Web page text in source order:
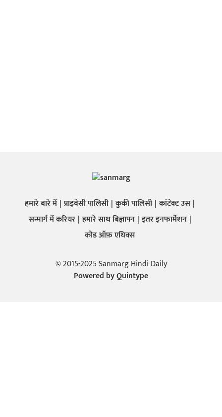
हमारे बारे में प्राइवेसी पालिसी कुकी पालिसी कांटेक्ट उस
सन्मार्ग में करियर हमारे साथ बिज्ञापन इतर इनफार्मेशन
कोड ऑफ़ एथिक्स
© 2015-2025 Sanmarg Hindi Daily
Powered byQuintype